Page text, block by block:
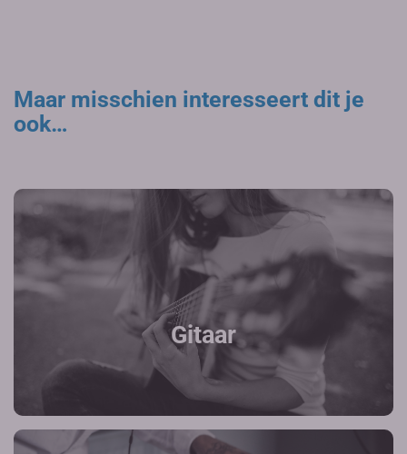
Maar misschien interesseert dit je
ook…
Gitaar